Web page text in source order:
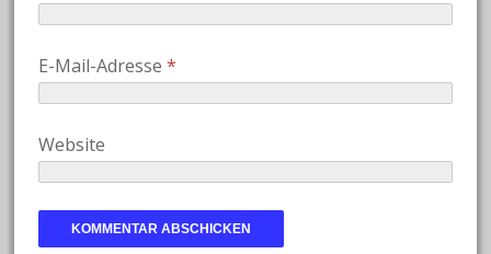
E-Mail-Adresse *
Website